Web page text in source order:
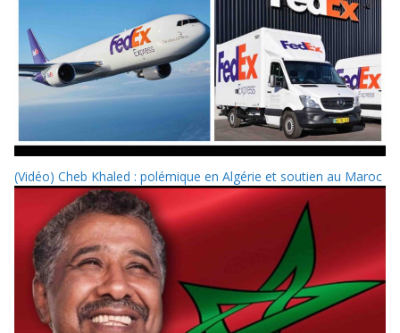
(Vidéo) Cheb Khaled : polémique en Algérie et soutien au Maroc